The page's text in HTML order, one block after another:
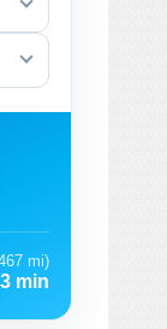
mi)
min